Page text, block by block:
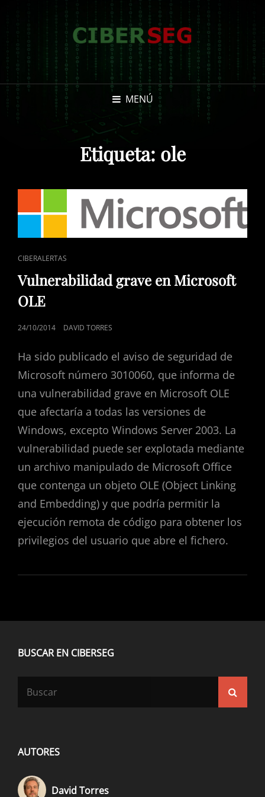
MENÚ
Etiqueta: ole
ENLACES
DE
CATEGORÍAS
CIBERALERTAS
Vulnerabilidad grave en Microsoft
OLE
PUBLICADO
24/10/2014 DAVID TORRES
Ha sido publicado el aviso de seguridad de
Microsoft número 3010060, que informa de
una vulnerabilidad grave en Microsoft OLE
que afectaría a todas las versiones de
Windows, excepto Windows Server 2003. La
vulnerabilidad puede ser explotada mediante
un archivo manipulado de Microsoft Office
que contenga un objeto OLE (Object Linking
and Embedding) y que podría permitir la
ejecución remota de código para obtener los
privilegios del usuario que abre el fichero.
BUSCAR EN CIBERSEG
AUTORES
David Torres